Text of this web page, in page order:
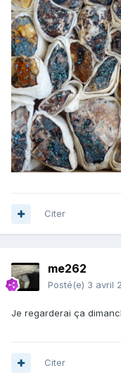
Citer
me262
Posté(e) 3 avril
Je regarderai ça
Citer